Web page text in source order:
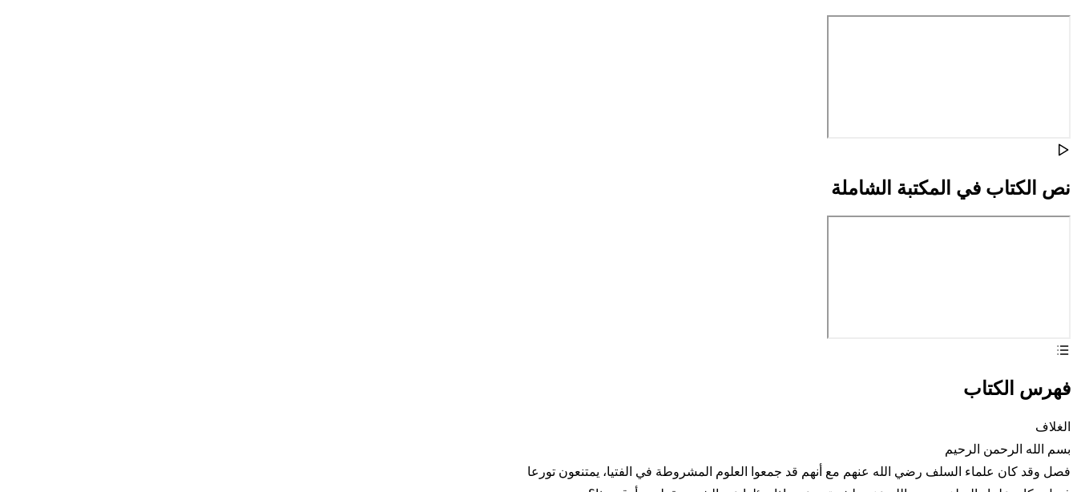
نص الكتاب في المكتبة الشاملة
فهرس الكتاب
الغلاف
بسم الله الرحمن الرحيم
فصل وقد كان علماء السلف رضي الله عنهم مع أنهم قد جمعوا العلوم المشروطة في الفتيا، يمتنعون تورعا